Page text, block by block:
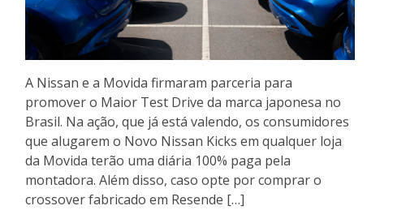
A Nissan e a Movida firmaram parceria para
promover o Maior Test Drive da marca japonesa no
Brasil. Na ação, que já está valendo, os consumidores
que alugarem o Novo Nissan Kicks em qualquer loja
da Movida terão uma diária 100% paga pela
montadora. Além disso, caso opte por comprar o
crossover fabricado em Resende […]